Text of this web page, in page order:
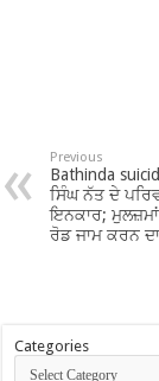
Previous
Bathinda
ਸਿੰਘ ਨੱਤ ਦੇ
ਇਨਕਾਰ;
ਰੋਡ ਜਾਮ ਕਰਨ
Categories